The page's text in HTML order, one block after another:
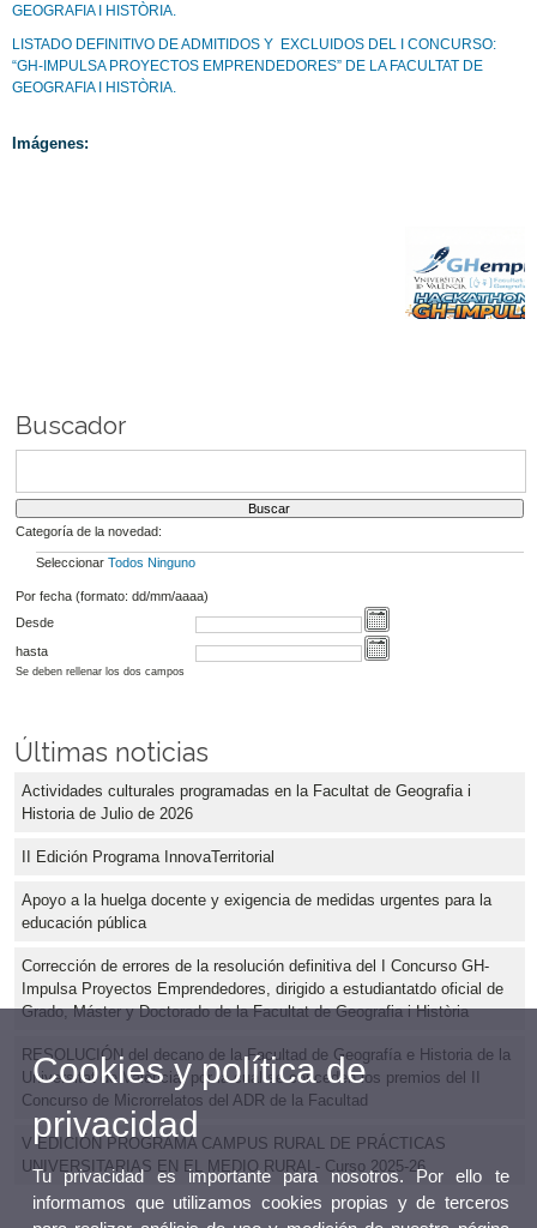
GEOGRAFIA I HISTÒRIA.
LISTADO DEFINITIVO DE ADMITIDOS Y EXCLUIDOS DEL I CONCURSO:
“GH-IMPULSA PROYECTOS EMPRENDEDORES” DE LA FACULTAT DE
GEOGRAFIA I HISTÒRIA.
Imágenes:
Buscador
Categoría de la novedad:
Seleccionar Todos Ninguno
Por fecha (formato: dd/mm/aaaa)
Desde
hasta
Se deben rellenar los dos campos
Últimas noticias
Actividades culturales programadas en la Facultat de Geografia i
Historia de Julio de 2026
II Edición Programa InnovaTerritorial
Apoyo a la huelga docente y exigencia de medidas urgentes para la
educación pública
Corrección de errores de la resolución definitiva del I Concurso GH-
Impulsa Proyectos Emprendedores, dirigido a estudiantatdo oficial de
Grado, Máster y Doctorado de la Facultat de Geografia i Història
RESOLUCIÓN del decano de la Facultad de Geografía e Historia de la
Universitat de València, por la cual se conceden los premios del II
Concurso de Microrrelatos del ADR de la Facultad
V EDICIÓN PROGRAMA CAMPUS RURAL DE PRÁCTICAS
UNIVERSITARIAS EN EL MEDIO RURAL- Curso 2025-26
Cookies y política de
privacidad
Tu privacidad es importante para nosotros. Por ello te
informamos que utilizamos cookies propias y de terceros